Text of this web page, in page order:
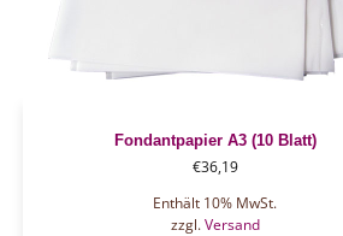
Fondantpapier A3 (10 Blatt)
€36,19
Enthält 10% MwSt.
zzgl.Versand